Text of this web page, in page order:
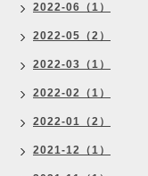
2022-06（1）
2022-05（2）
2022-03（1）
2022-02（1）
2022-01（2）
2021-12（1）